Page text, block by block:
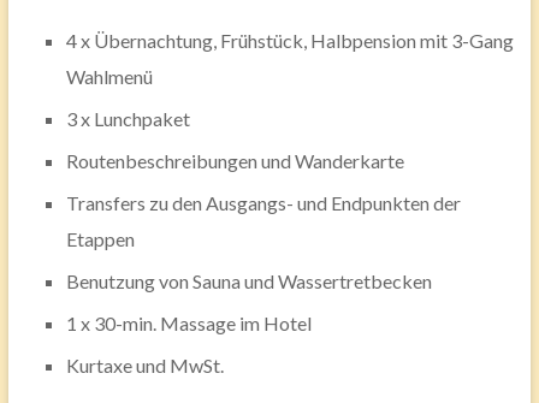
4 x Übernachtung, Frühstück, Halbpension mit 3-Gang
Wahlmenü
3 x Lunchpaket
Routenbeschreibungen und Wanderkarte
Transfers zu den Ausgangs- und Endpunkten der
Etappen
Benutzung von Sauna und Wassertretbecken
1 x 30-min. Massage im Hotel
Kurtaxe und MwSt.